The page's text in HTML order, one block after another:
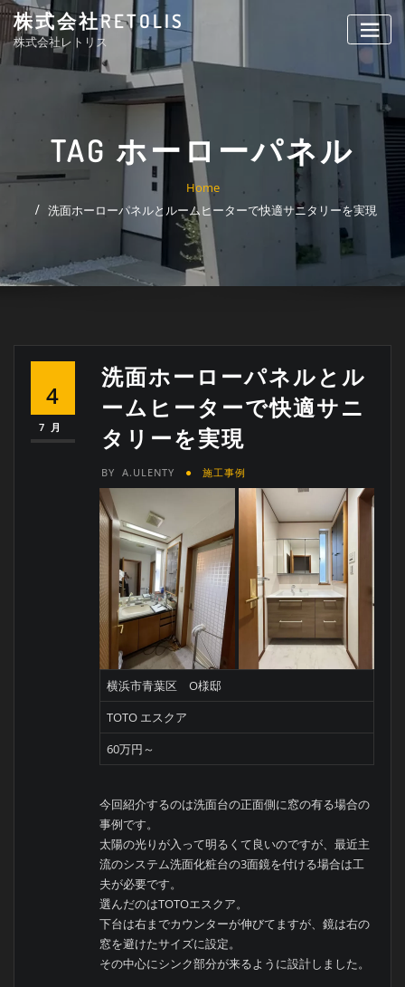
Skip
to
content
株式会社RETOLIS
株式会社レトリス
TAG ホーローパネル
Home
洗面ホーローパネルとルームヒーターで快適サニタリーを実現
4
7月
洗面ホーローパネルとル
ームヒーターで快適サニ
タリーを実現
BY A.ULENTY 施工事例
横浜市青葉区 O様邸
TOTO エスクア
60万円～
今回紹介するのは洗面台の正面側に窓の有る場合の
事例です。
太陽の光りが入って明るくて良いのですが、最近主
流のシステム洗面化粧台の3面鏡を付ける場合は工
夫が必要です。
選んだのはTOTOエスクア。
下台は右までカウンターが伸びてますが、鏡は右の
窓を避けたサイズに設定。
その中心にシンク部分が来るように設計しました。